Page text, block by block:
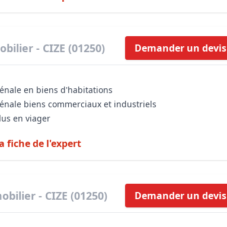
- CIZE (01250) Demander un devis
en biens d'habitations
biens commerciaux et industriels
en viager
fiche de l'expert
- CIZE (01250) Demander un devis